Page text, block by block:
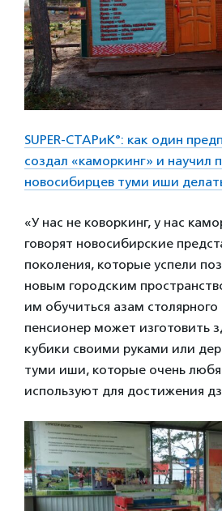
SUPER-СТАРиК°: как один
создал «каморкинг» и научил
новосибирцев туми иши
«У нас не коворкинг, у нас
говорят новосибирские
поколения, которые успели
новым городским
им обучиться азам
пенсионер может изготовить
кубики своими руками или
туми иши, которые очень
используют для достижения